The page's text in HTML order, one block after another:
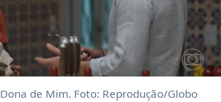
de Mim. Foto: Reprodução/Globo